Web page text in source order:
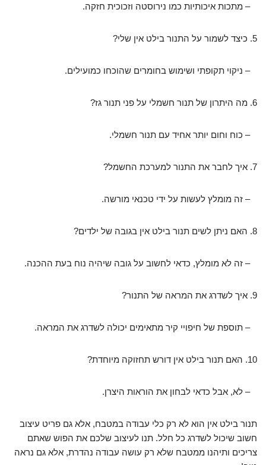
– מתכות איכותיות כמו נירוסטה וזכוכית חזקה.
5. כיצד לשמור על התנור בילט אין שלי?
– ניקוי תקופתי ושימוש בחומרים שהוכחו כמועילים.
6. מה היתרון של תנור חשמלי על פני תנור גז?
– כוח וחום יותר אחיד עם תנור חשמלי.
7. איך לחבר את התנור למערכת החשמל?
– זה מומלץ לעשות על ידי טכנאי מורשה.
8. האם ניתן לשים תנור בילט אין בגובה של ילדים?
– זה לא מומלץ, כדאי לחשוב על גובה שיהיה נוח בעת ההכנה.
9. איך לשדרג את המראה של התנור?
– תוספת של חיפויי קיר מתאימים יכולה לשדרג את המראה.
10. האם תנור בילט אין דורש תחזוקה מיוחדת?
– לא, אבל כדאי לבחון את הוראות היצרן.
תנור בילט אין הוא לא רק כלי עבודה במטבח, אלא גם פריט עיצוב
חשוב שיכול לשדרג כל חלל. תנו לעיצוב שלכם את הפוש שאתם
צריכים ותיהנו ממטבח שלא רק עושה עבודה נהדרת, אלא גם נראה